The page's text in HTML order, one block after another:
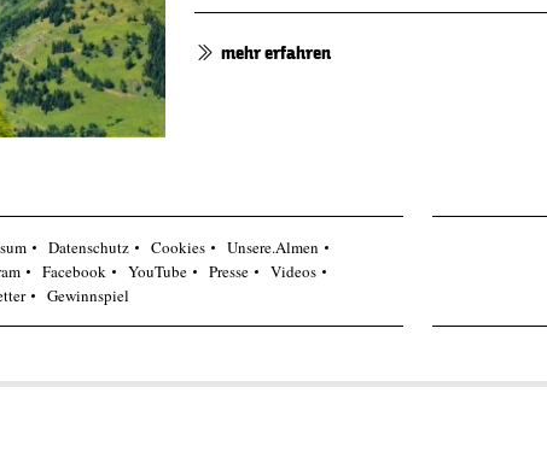
mehr erfahren
Datenschutz Cookies
Unsere.Almen
Facebook YouTube Presse
Videos
Gewinnspiel